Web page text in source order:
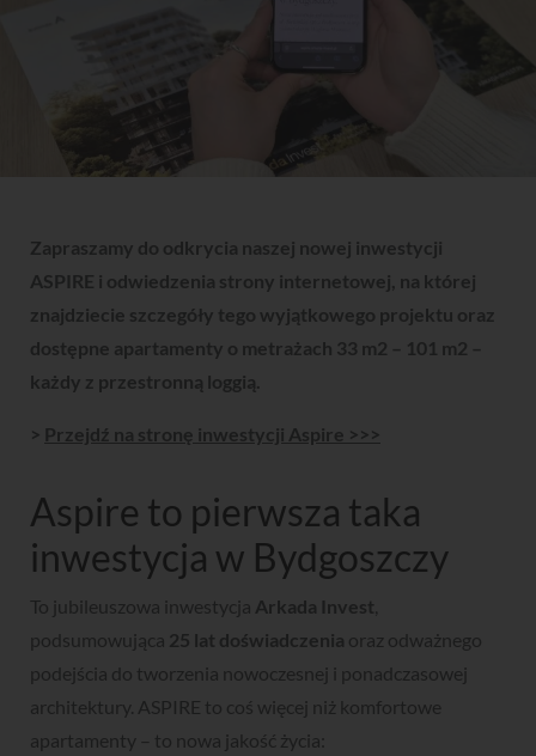
Zapraszamy do odkrycia naszej nowej inwestycji
ASPIRE i odwiedzenia strony internetowej, na której
znajdziecie szczegóły tego wyjątkowego projektu oraz
dostępne apartamenty o metrażach 33 m2 – 101 m2 –
każdy z przestronną loggią.
> Przejdź na stronę inwestycji Aspire >>>
Aspire to pierwsza taka
inwestycja w Bydgoszczy
To jubileuszowa inwestycja Arkada Invest
podsumowująca 25 lat doświadczenia oraz odważnego
podejścia do tworzenia nowoczesnej i ponadczasowej
architektury. ASPIRE to coś więcej niż komfortowe
apartamenty – to nowa jakość życia: